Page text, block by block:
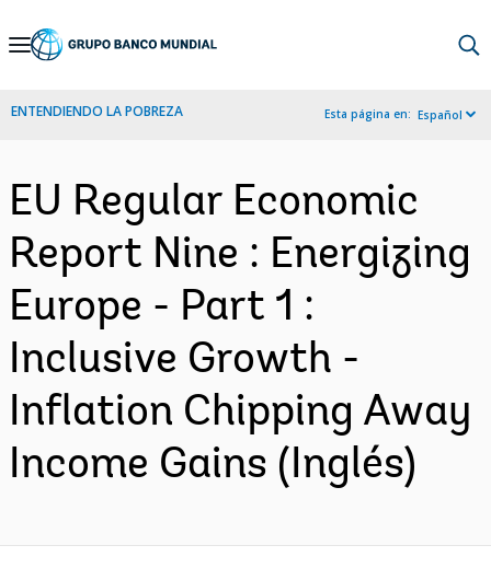
Skip
Navigation
ENTENDIENDO LA POBREZA Esta página en: Español
EU Regular Economic
Report Nine : Energizing
Europe - Part 1 :
Inclusive Growth -
Inflation Chipping Away
Income Gains (Inglés)